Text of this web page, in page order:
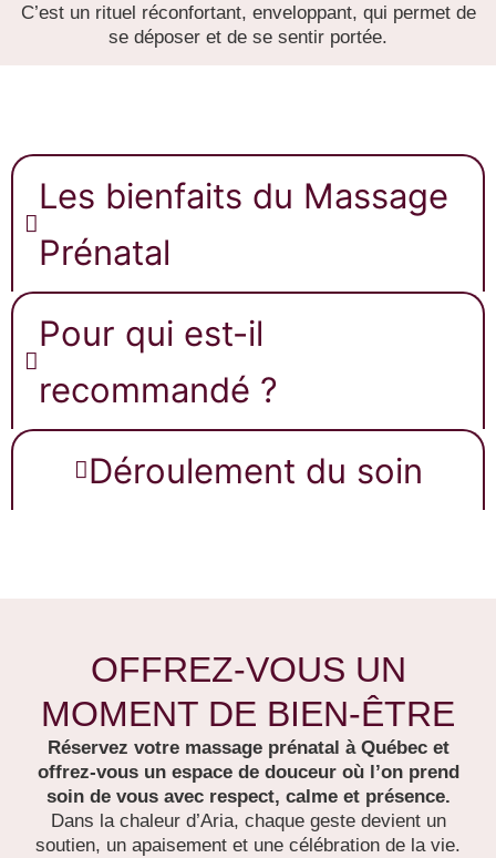
C’est un rituel réconfortant, enveloppant, qui permet de
se déposer et de se sentir portée.
Les bienfaits du Massage
Prénatal
Pour qui est-il
recommandé ?​
Déroulement du soin​
OFFREZ-VOUS UN
MOMENT DE BIEN-ÊTRE
Réservez votre massage prénatal à Québec et
offrez-vous un espace de douceur où l’on prend
soin de vous avec respect, calme et présence.
Dans la chaleur d’Aria, chaque geste devient un
soutien, un apaisement et une célébration de la vie.